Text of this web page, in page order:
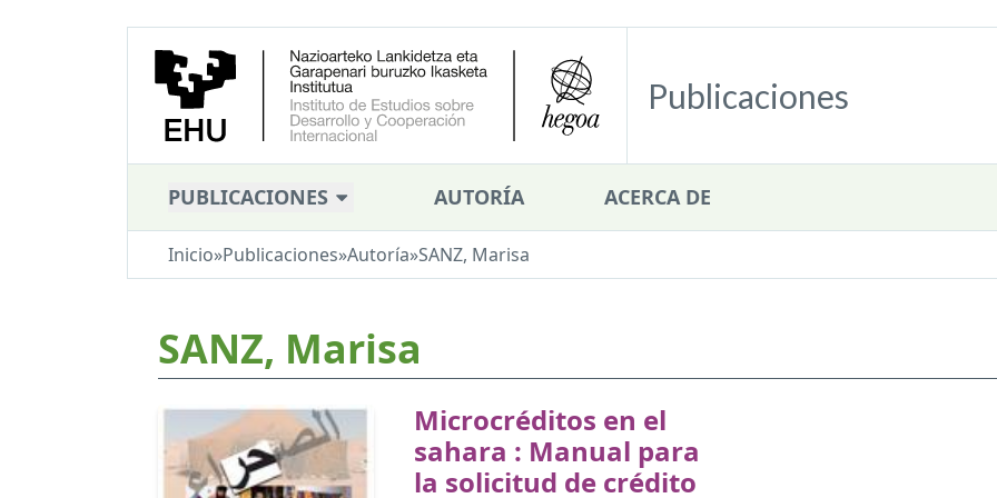
Publicaciones
PUBLICACIONES AUTORÍA ACERCA DE
Inicio»Publicaciones»Autoría»SANZ, Marisa
SANZ, Marisa
Microcréditos en el
sahara : Manual para
la solicitud de crédito